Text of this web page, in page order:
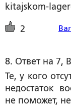
kitajskom-
2
8. Ответ на 7,
Те, у кого
недостаток
не поможет,